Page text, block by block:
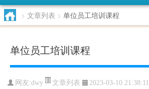
> 文章列表 > 单位员工培训课程
单位员工培训课程
网友:dwy 文章列表 2023-03-10 21:38:11